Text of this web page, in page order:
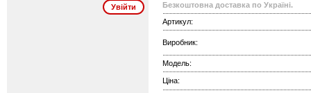
Безкоштовна доставка по Україні.
Артикул:
Виробник:
Модель:
Ціна: